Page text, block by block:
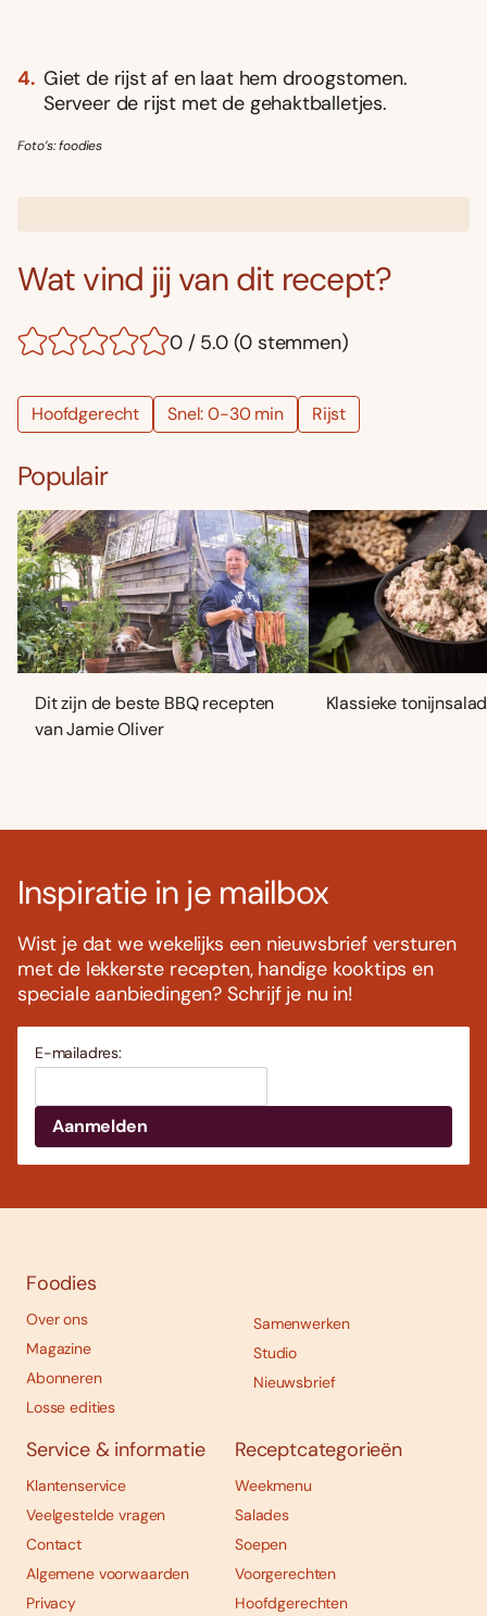
Giet de rijst af en laat hem droogstomen.
Serveer de rijst met de gehaktballetjes.
Foto’s: foodies
Wat vind jij van dit recept?
0 / 5.0 (0 stemmen)
Hoofdgerecht Snel: 0-30 min Rijst
Populair
Dit zijn de beste BBQ recepten
van Jamie Oliver
Klassieke
Inspiratie in je mailbox
Wist je dat we wekelijks een nieuwsbrief versturen
met de lekkerste recepten, handige kooktips en
speciale aanbiedingen? Schrijf je nu in!
E-mailadres:
Foodies
Over ons
Magazine
Abonneren
Losse edities
Samenwerken
Studio
Nieuwsbrief
Service & informatie
Klantenservice
Veelgestelde vragen
Contact
Algemene voorwaarden
Privacy
Receptcategorieën
Weekmenu
Salades
Soepen
Voorgerechten
Hoofdgerechten